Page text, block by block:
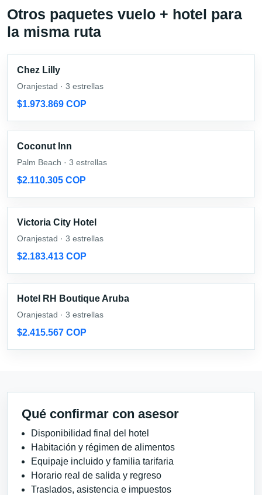
Otros paquetes vuelo + hotel para
la misma ruta
Chez Lilly
Oranjestad · 3 estrellas
$1.973.869 COP
Coconut Inn
Palm Beach · 3 estrellas
$2.110.305 COP
Victoria City Hotel
Oranjestad · 3 estrellas
$2.183.413 COP
Hotel RH Boutique Aruba
Oranjestad · 3 estrellas
$2.415.567 COP
Qué confirmar con asesor
Disponibilidad final del hotel
Habitación y régimen de alimentos
Equipaje incluido y familia tarifaria
Horario real de salida y regreso
Traslados, asistencia e impuestos